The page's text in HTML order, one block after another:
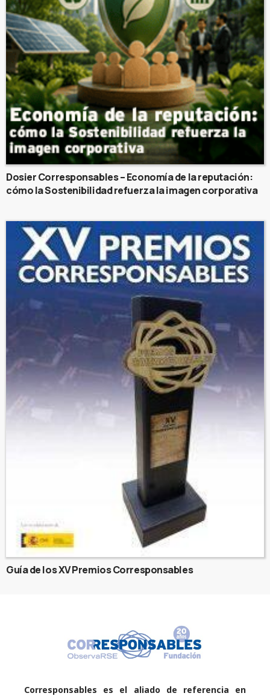
Dosier Corresponsables – Economía de la reputación:
cómo la Sostenibilidad refuerza la imagen corporativa
Guía de los XV Premios Corresponsables
Corresponsables es el aliado de referencia en